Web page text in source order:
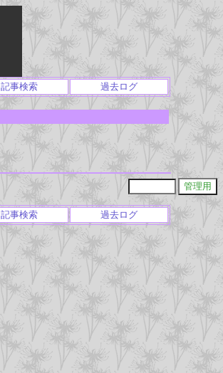
記事検索 過去ログ
記事検索 過去ログ